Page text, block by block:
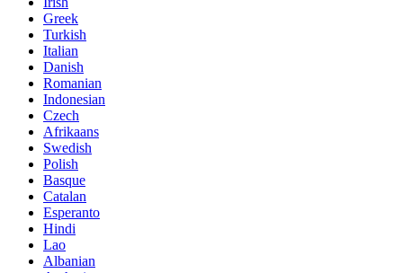
Greek
Turkish
Italian
Danish
Romanian
Indonesian
Czech
Afrikaans
Swedish
Polish
Basque
Catalan
Esperanto
Hindi
Lao
Albanian